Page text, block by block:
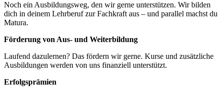
Noch ein Ausbildungsweg, den wir gerne unterstützen. Wir bilden
dich in deinem Lehrberuf zur Fachkraft aus – und parallel machst du
Matura.
Förderung von Aus- und Weiterbildung
Laufend dazulernen? Das fördern wir gerne. Kurse und zusätzliche
Ausbildungen werden von uns finanziell unterstützt.
Erfolgsprämien